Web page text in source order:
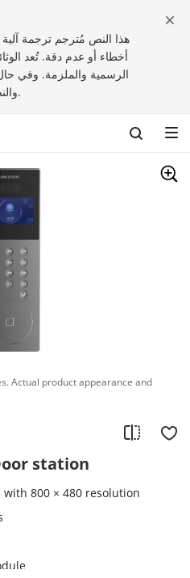
هذا النص مُترجم ترجمة
أخطاء أو عدم دقة. تُعد
الرسمية والملزمة. وفي
والنص الأصلي، يُعتد بالنسخة الإنجليزية.
Actual product appearance and
station
800 × 480 resolution